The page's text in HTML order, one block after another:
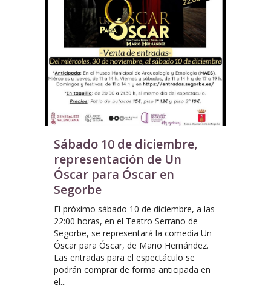
Sábado 10 de diciembre,
representación de Un
Óscar para Óscar en
Segorbe
El próximo sábado 10 de diciembre, a las
22:00 horas, en el Teatro Serrano de
Segorbe, se representará la comedia Un
Óscar para Óscar, de Mario Hernández.
Las entradas para el espectáculo se
podrán comprar de forma anticipada en
el...